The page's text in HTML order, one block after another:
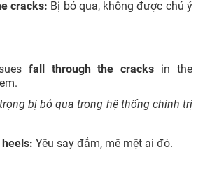
cracks: Bị bỏ qua, không được chú ý
fall through the cracks in the
bị bỏ qua trong hệ thống chính trị
heels: Yêu say đắm, mê mệt ai đó.